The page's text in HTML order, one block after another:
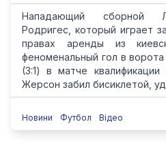
Нападающий сборной
Родригес, который играет
правах аренды из
феноменальный гол в
(3:1) в матче
Жерсон забил бисиклетой,
Новини Футбол Відео